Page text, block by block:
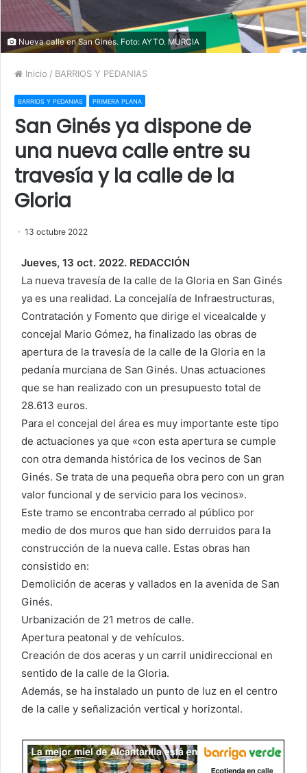
Nueva calle en San Ginés. Foto: AYTO. MURCIA
Inicio / BARRIOS Y PEDANIAS
BARRIOS Y PEDANIAS PRIMERA PLANA
San Ginés ya dispone de
una nueva calle entre su
travesía y la calle de la
Gloria
13 octubre 2022
Jueves, 13 oct. 2022. REDACCIÓN
La nueva travesía de la calle de la Gloria en San Ginés
ya es una realidad. La concejalía de Infraestructuras,
Contratación y Fomento que dirige el vicealcalde y
concejal Mario Gómez, ha finalizado las obras de
apertura de la travesía de la calle de la Gloria en la
pedanía murciana de San Ginés. Unas actuaciones
que se han realizado con un presupuesto total de
28.613 euros.
Para el concejal del área es muy importante este tipo
de actuaciones ya que «con esta apertura se cumple
con otra demanda histórica de los vecinos de San
Ginés. Se trata de una pequeña obra pero con un gran
valor funcional y de servicio para los vecinos».
Este tramo se encontraba cerrado al público por
medio de dos muros que han sido derruidos para la
construcción de la nueva calle. Estas obras han
consistido en:
Demolición de aceras y vallados en la avenida de San
Ginés.
Urbanización de 21 metros de calle.
Apertura peatonal y de vehículos.
Creación de dos aceras y un carril unidireccional en
sentido de la calle de la Gloria.
Además, se ha instalado un punto de luz en el centro
de la calle y señalización vertical y horizontal.